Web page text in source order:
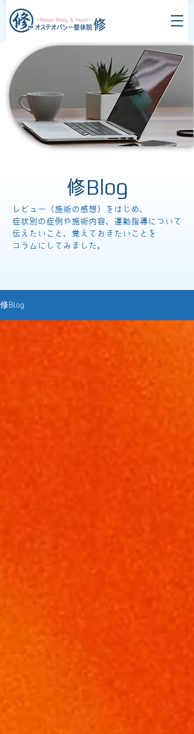
修Blog
レビュー（施術の感想）をはじめ、
症状別の症例や施術内容、運動指導について
伝えたいこと、覚えておきたいことを
コラムにしてみました。
修Blog